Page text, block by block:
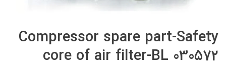
Compressor spare part-Safety
core of air filter-BL 030572